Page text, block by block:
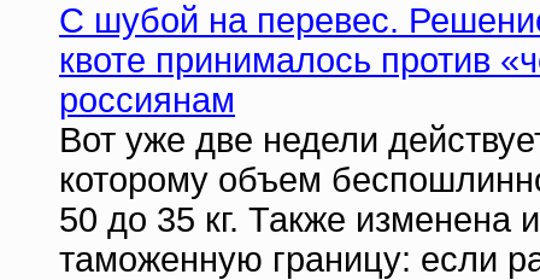
С шубой на перевес.
квоте принималось против
россиянам
Вот уже две недели
которому объем
50 до 35 кг. Также изменена
таможенную границу: если